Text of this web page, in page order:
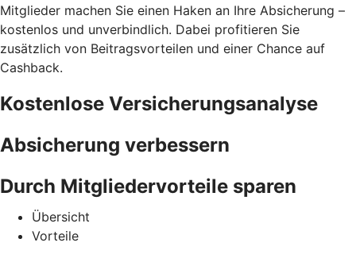
Mitglieder machen Sie einen Haken an Ihre Absicherung –
kostenlos und unverbindlich. Dabei profitieren Sie
zusätzlich von Beitragsvorteilen und einer Chance auf
Cashback.
Kostenlose Versicherungsanalyse
Absicherung verbessern
Durch Mitgliedervorteile sparen
Übersicht
Vorteile